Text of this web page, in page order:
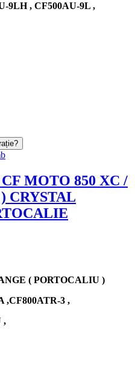
9LH , CF500AU-9L ,
MOTO 850 XC /
) CRYSTAL
( PORTOCALIU )
,CF800ATR-3 ,
,